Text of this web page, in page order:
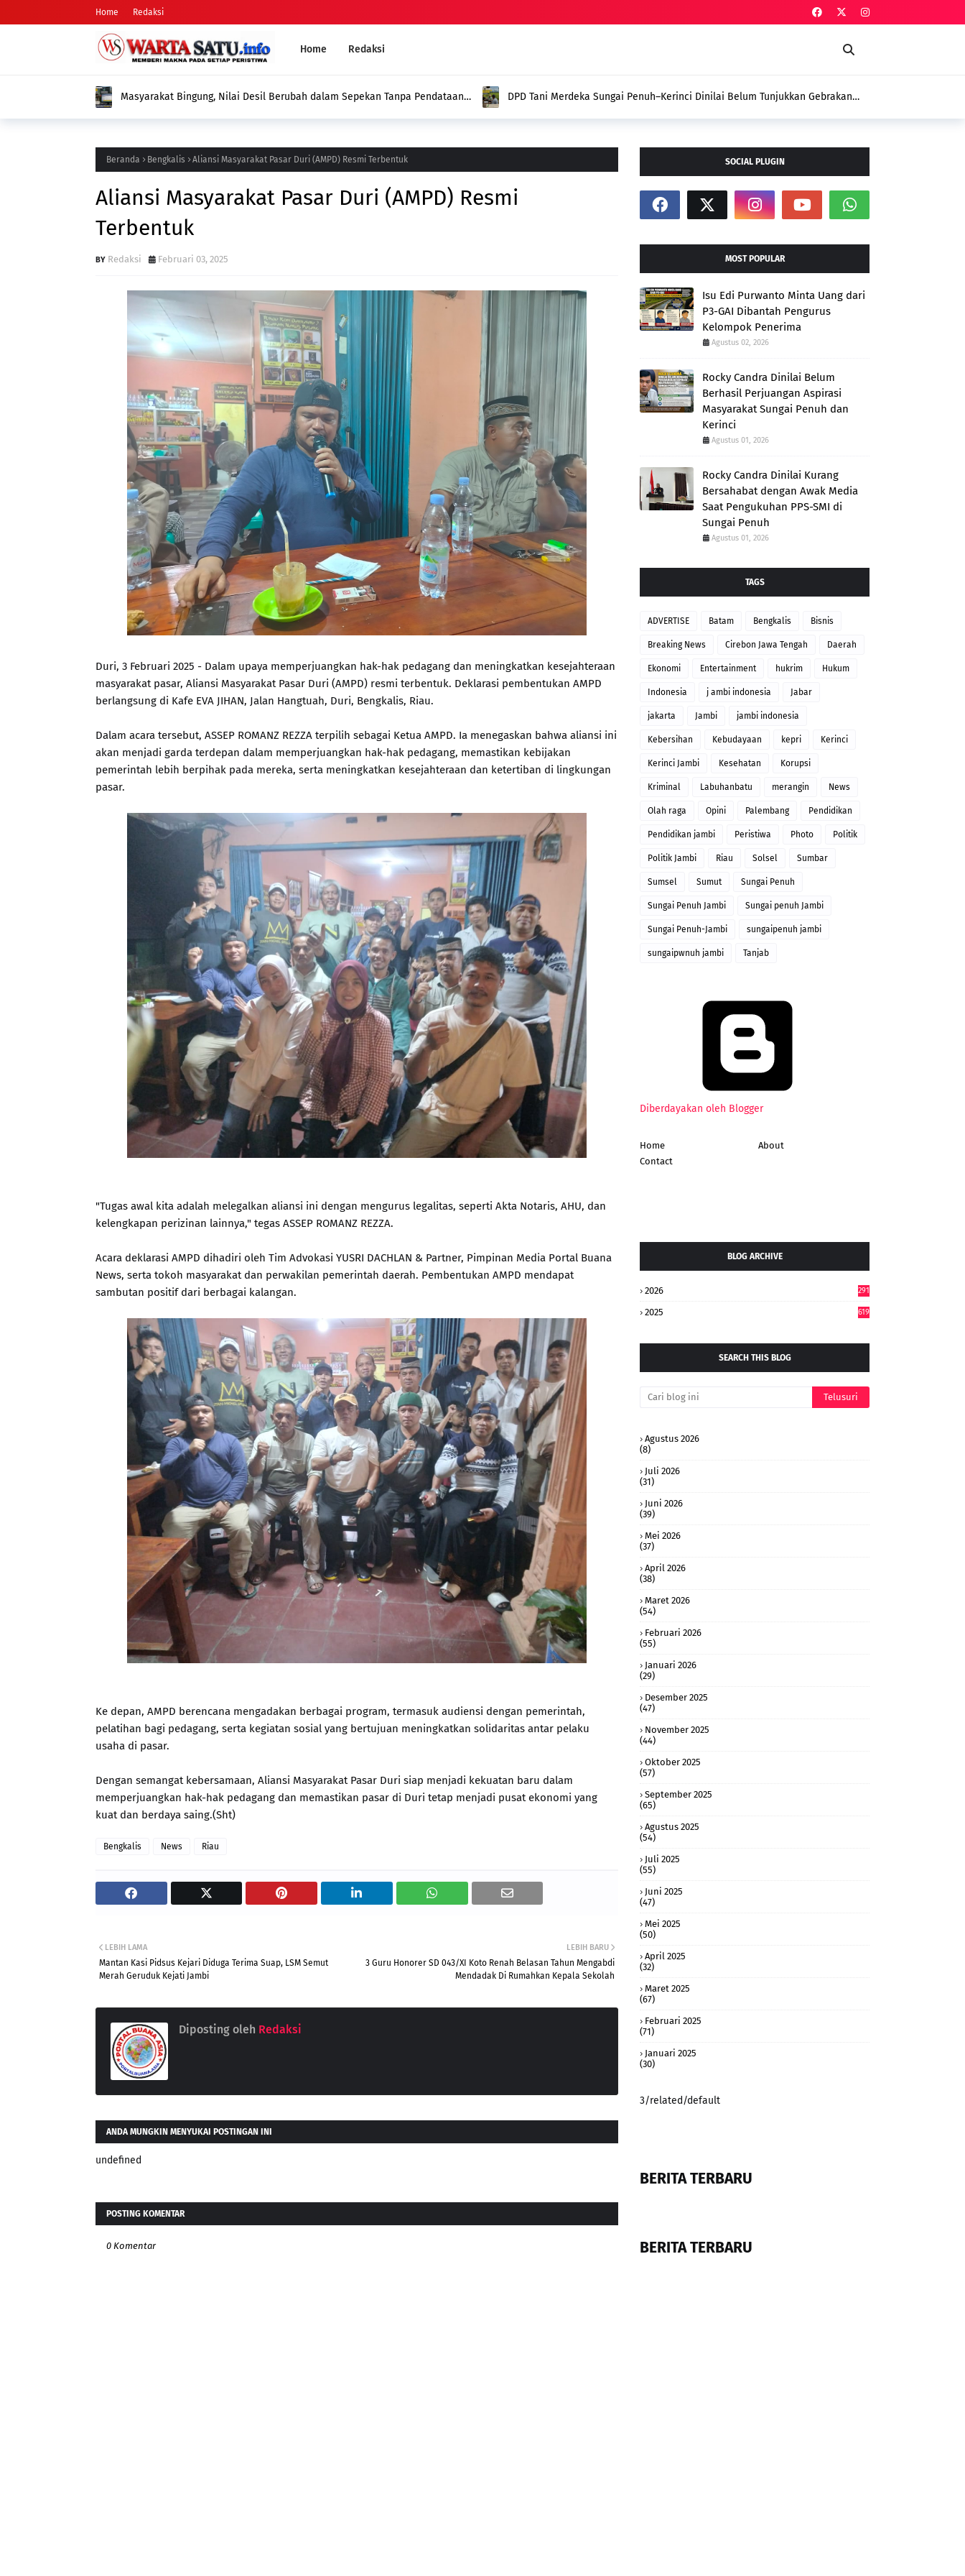
Home Redaksi
Home Redaksi
DPD Tani Merdeka Sungai Penuh–Kerinci Dinilai Belum Tunjukkan Gebrakan
Kamis, PN Sungai Penuh Gelar Sidang Perdana Gugatan Dugaan Pencantuman
Beranda Bengkalis Aliansi Masyarakat Pasar Duri (AMPD) Resmi Terbentuk
Aliansi Masyarakat Pasar Duri (AMPD) Resmi
Terbentuk
Redaksi Februari 03, 2025
Duri, 3 Februari 2025 - Dalam upaya memperjuangkan hak-hak pedagang dan meningkatkan kesejahteraan
masyarakat pasar, Aliansi Masyarakat Pasar Duri (AMPD) resmi terbentuk. Deklarasi pembentukan AMPD
berlangsung di Kafe EVA JIHAN, Jalan Hangtuah, Duri, Bengkalis, Riau.
Dalam acara tersebut, ASSEP ROMANZ REZZA terpilih sebagai Ketua AMPD. Ia menegaskan bahwa aliansi ini
akan menjadi garda terdepan dalam memperjuangkan hak-hak pedagang, memastikan kebijakan
pemerintah lebih berpihak pada mereka, serta meningkatkan kesejahteraan dan ketertiban di lingkungan
pasar.
"Tugas awal kita adalah melegalkan aliansi ini dengan mengurus legalitas, seperti Akta Notaris, AHU, dan
kelengkapan perizinan lainnya," tegas ASSEP ROMANZ REZZA.
Acara deklarasi AMPD dihadiri oleh Tim Advokasi YUSRI DACHLAN & Partner, Pimpinan Media Portal Buana
News, serta tokoh masyarakat dan perwakilan pemerintah daerah. Pembentukan AMPD mendapat
sambutan positif dari berbagai kalangan.
Ke depan, AMPD berencana mengadakan berbagai program, termasuk audiensi dengan pemerintah,
pelatihan bagi pedagang, serta kegiatan sosial yang bertujuan meningkatkan solidaritas antar pelaku
usaha di pasar.
Dengan semangat kebersamaan, Aliansi Masyarakat Pasar Duri siap menjadi kekuatan baru dalam
memperjuangkan hak-hak pedagang dan memastikan pasar di Duri tetap menjadi pusat ekonomi yang
kuat dan berdaya saing.(Sht)
Bengkalis News Riau
LEBIH BARU
3 Guru Honorer SD 043/XI Koto Renah Belasan Tahun Mengabdi
Mendadak Di Rumahkan Kepala Sekolah
LEBIH LAMA
Mantan Kasi Pidsus Kejari Diduga Terima Suap, LSM Semut
Merah Geruduk Kejati Jambi
Diposting oleh Redaksi
ANDA MUNGKIN MENYUKAI POSTINGAN INI
undefined
POSTING KOMENTAR
0 Komentar
SOCIAL PLUGIN
MOST POPULAR
Isu Edi Purwanto Minta Uang dari
P3-GAI Dibantah Pengurus
Kelompok Penerima
Agustus 02, 2026
Rocky Candra Dinilai Belum
Berhasil Perjuangan Aspirasi
Masyarakat Sungai Penuh dan
Kerinci
Agustus 01, 2026
Rocky Candra Dinilai Kurang
Bersahabat dengan Awak Media
Saat Pengukuhan PPS-SMI di
Sungai Penuh
Agustus 01, 2026
TAGS
ADVERTISE Batam Bengkalis Bisnis
Breaking News Cirebon Jawa Tengah Daerah
Ekonomi Entertainment hukrim Hukum
Indonesia j ambi indonesia Jabar
jakarta Jambi jambi indonesia
Kebersihan Kebudayaan kepri Kerinci
Kerinci Jambi Kesehatan Korupsi
Kriminal Labuhanbatu merangin News
Olah raga Opini Palembang Pendidikan
Pendidikan jambi Peristiwa Photo Politik
Politik Jambi Riau Solsel Sumbar
Sumsel Sumut Sungai Penuh
Sungai Penuh Jambi Sungai penuh Jambi
Sungai Penuh-Jambi sungaipenuh jambi
sungaipwnuh jambi Tanjab
Diberdayakan oleh Blogger
Home
About
Contact
BLOG ARCHIVE
2026 291
2025 619
SEARCH THIS BLOG
Agustus 2026
(8)
Juli 2026
(31)
Juni 2026
(39)
Mei 2026
(37)
April 2026
(38)
Maret 2026
(54)
Februari 2026
(55)
Januari 2026
(29)
Desember 2025
(47)
November 2025
(44)
Oktober 2025
(57)
September 2025
(65)
Agustus 2025
(54)
Juli 2025
(55)
Juni 2025
(47)
Mei 2025
(50)
April 2025
(32)
Maret 2025
(67)
Februari 2025
(71)
Januari 2025
(30)
3/related/default
BERITA TERBARU
BERITA TERBARU